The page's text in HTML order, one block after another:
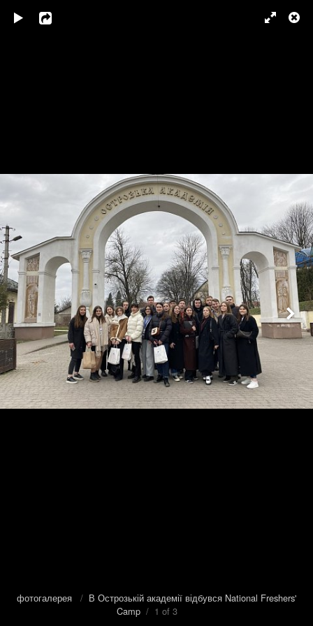
фотогалерея / В Острозькій академії відбувся National Freshers'
Camp/ 1 of 3